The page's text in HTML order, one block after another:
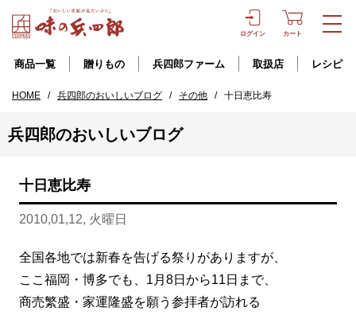
ログイン カート
商品一覧 贈りもの 兵四郎ファーム 取扱店 レシピ
HOME / 兵四郎のおいしいブログ / その他 / 十日恵比寿
兵四郎のおいしいブログ
十日恵比寿
2010,01,12, 火曜日
全国各地では新春を告げる祭りがありますが、
ここ福岡・博多でも、1月8日から11日まで、
商売繁盛・家運隆盛を願う参拝者が訪れる